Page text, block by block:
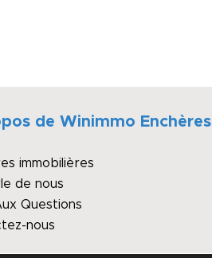
de Winimmo Enchères
immobilières
de nous
Questions
nous